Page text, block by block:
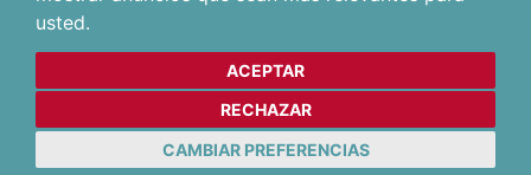
usted.
ACEPTAR
RECHAZAR
CAMBIAR PREFERENCIAS